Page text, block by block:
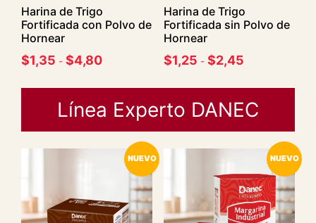
Harina de Trigo
Fortificada con Polvo de
Hornear
$1,35 - $4,80
Harina de Trigo
Fortificada sin Polvo de
Hornear
$1,25 - $2,45
Línea Experto DANEC
NUEVO NUEVO